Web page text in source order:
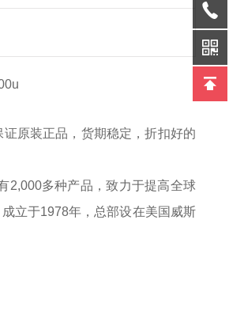
原装正品，货期稳定，折扣好的
2,000多种产品，致力于提高全球
立于1978年，总部设在美国威斯